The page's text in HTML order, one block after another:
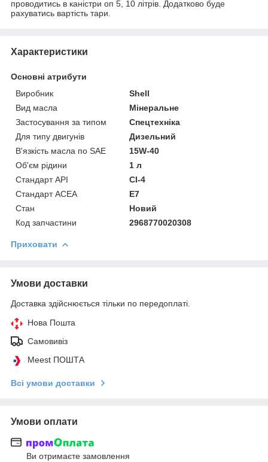
проводитись в каністри оп 5, 10 літрів. Додатково буде
рахуватись вартість тари.
Характеристики
Основні атрибути
Виробник
Shell
Вид масла
Мінеральне
Застосування за типом
Спецтехніка
Для типу двигунів
Дизельний
В'язкість масла по SAE
15W-40
Об'єм рідини
1 л
Стандарт API
CI-4
Стандарт ACEA
E7
Стан
Новий
Код запчастини
2968770020308
Приховати
Умови доставки
Доставка здійснюється тільки по передоплаті.
Нова Пошта
Самовивіз
Meest ПОШТА
Всі умови доставки
Умови оплати
Ви отримаєте замовлення